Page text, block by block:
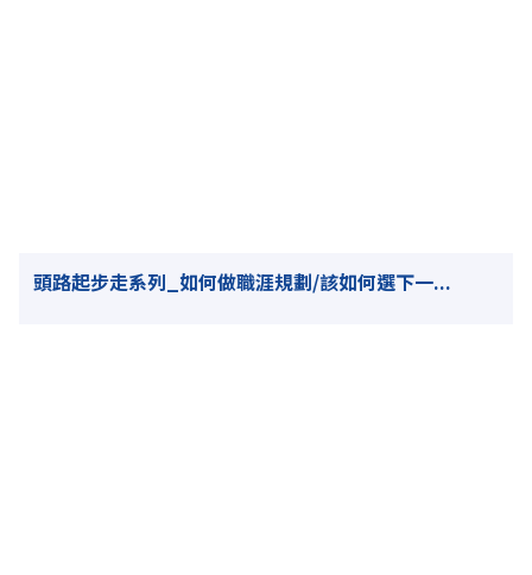
頭路起步走系列_如何做職涯規劃/該如何選下一...